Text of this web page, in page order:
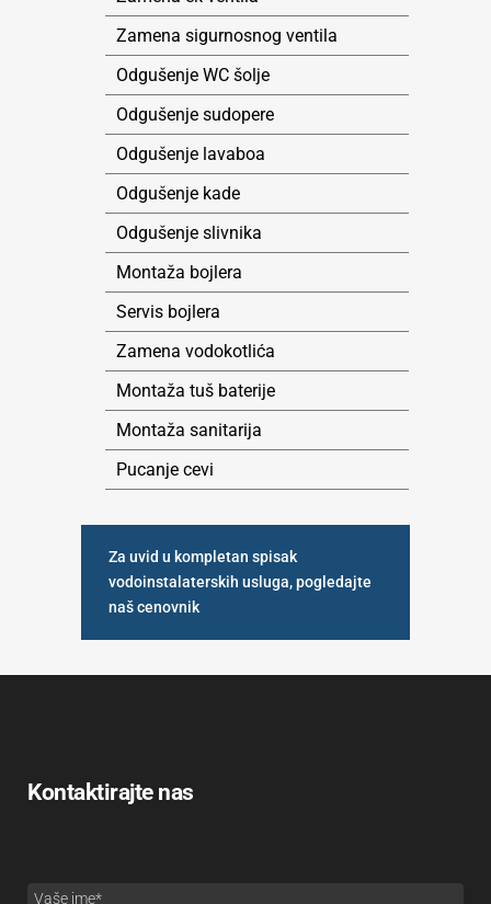
Zamena sigurnosnog ventila
Odgušenje WC šolje
Odgušenje sudopere
Odgušenje lavaboa
Odgušenje kade
Odgušenje slivnika
Montaža bojlera
Servis bojlera
Zamena vodokotlića
Montaža tuš baterije
Montaža sanitarija
Pucanje cevi
Za uvid u kompletan spisak
vodoinstalaterskih usluga, pogledajte
naš cenovnik
Kontaktirajte nas